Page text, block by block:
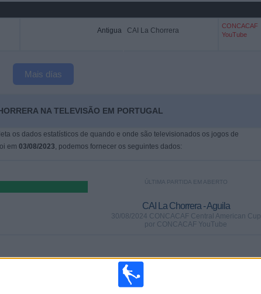
Antigua CAI La Chorrera
CONCACAF
YouTube
Mais días
NA TELEVISÃO EM PORTUGAL
os dados estatísticos de quando e onde são televisionados os jogos de
em 03/08/2023, podemos fornecer os seguintes dados:
ÚLTIMA PARTIDA EM ABERTO
CAI La Chorrera - Aguila
30/08/2024 CONCACAF Central American Cup
por CONCACAF YouTube